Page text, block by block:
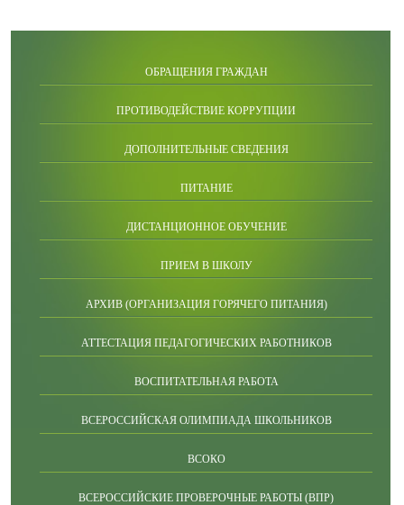
ОБРАЩЕНИЯ ГРАЖДАН
ПРОТИВОДЕЙСТВИЕ КОРРУПЦИИ
ДОПОЛНИТЕЛЬНЫЕ СВЕДЕНИЯ
ПИТАНИЕ
ДИСТАНЦИОННОЕ ОБУЧЕНИЕ
ПРИЕМ В ШКОЛУ
АРХИВ (ОРГАНИЗАЦИЯ ГОРЯЧЕГО ПИТАНИЯ)
АТТЕСТАЦИЯ ПЕДАГОГИЧЕСКИХ РАБОТНИКОВ
ВОСПИТАТЕЛЬНАЯ РАБОТА
ВСЕРОССИЙСКАЯ ОЛИМПИАДА ШКОЛЬНИКОВ
ВСОКО
ВСЕРОССИЙСКИЕ ПРОВЕРОЧНЫЕ РАБОТЫ (ВПР)